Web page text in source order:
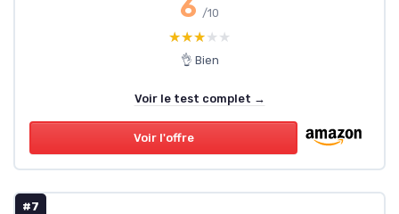
6 /10
★★★★★
★★★★★
👌 Bien
Voir le test complet →
Voir l'offre
#7